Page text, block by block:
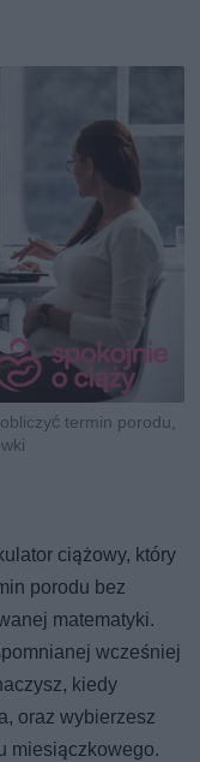
termin porodu,
ciążowy, który
porodu bez
matematyki.
wcześniej
kiedy
oraz wybierzesz
miesiączkowego.